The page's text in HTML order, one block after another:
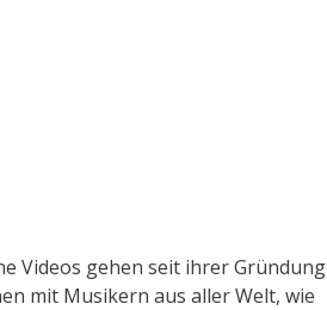
Videos gehen seit ihrer Gründung
mit Musikern aus aller Welt, wie